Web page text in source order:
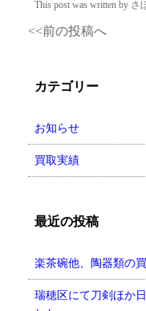
This post was written by さ
<<前の投稿へ
カテゴリー
お知らせ
買取実績
最近の投稿
楽茶碗他、陶器類の
瑞穂区にて刀剣ほか